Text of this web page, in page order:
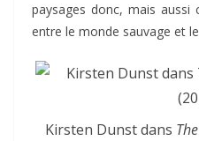
paysages donc, mais
entre le monde sauvage et
Kirsten Dunst dans